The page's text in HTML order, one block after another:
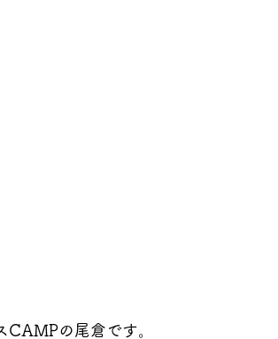
CAMPの尾倉です。